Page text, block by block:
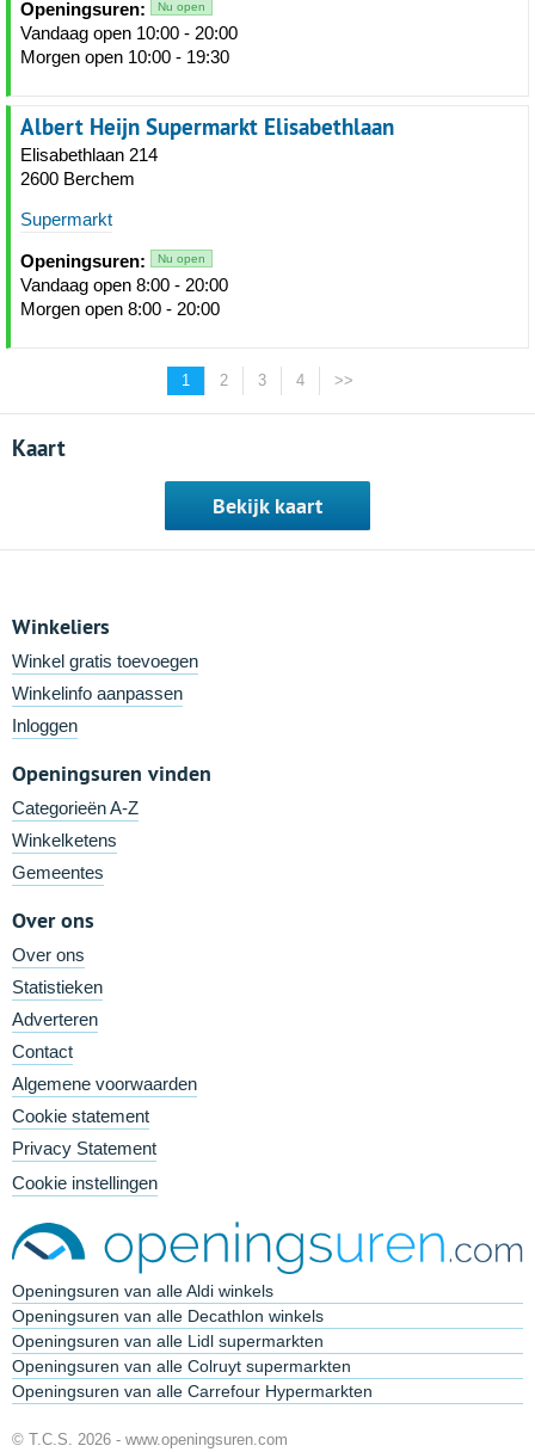
Openingsuren: Nu open
Vandaag open 10:00 - 20:00
Morgen open 10:00 - 19:30
Albert Heijn Supermarkt Elisabethlaan
Elisabethlaan 214
2600 Berchem
Supermarkt
Openingsuren: Nu open
Vandaag open 8:00 - 20:00
Morgen open 8:00 - 20:00
1 2 3 4 >>
Kaart
Bekijk kaart
Winkeliers
Winkel gratis toevoegen
Winkelinfo aanpassen
Inloggen
Openingsuren vinden
Categorieën A-Z
Winkelketens
Gemeentes
Over ons
Over ons
Statistieken
Adverteren
Contact
Algemene voorwaarden
Cookie statement
Privacy Statement
Cookie instellingen
Openingsuren van alle Aldi winkels
Openingsuren van alle Decathlon winkels
Openingsuren van alle Lidl supermarkten
Openingsuren van alle Colruyt supermarkten
Openingsuren van alle Carrefour Hypermarkten
© T.C.S. 2026 - www.openingsuren.com